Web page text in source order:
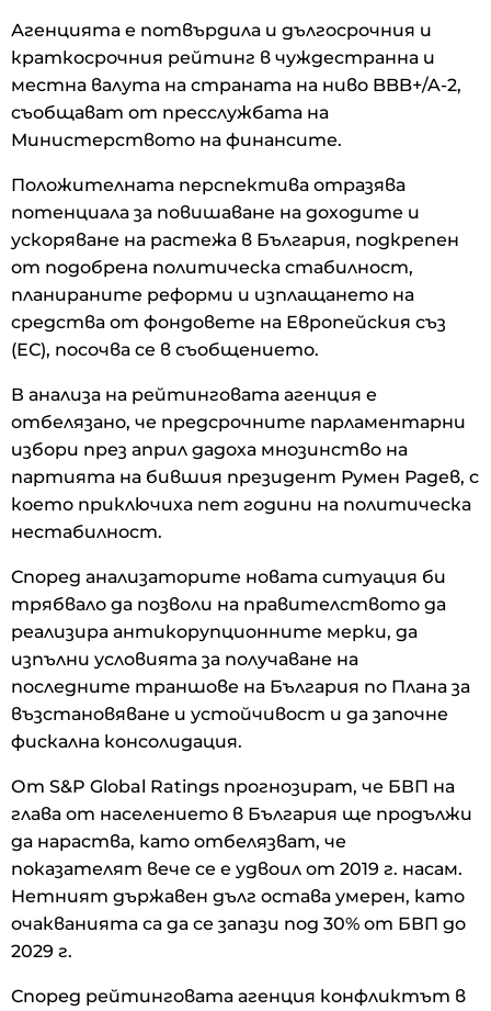
Агенцията е потвърдила и дългосрочния и
краткосрочния рейтинг в чуждестранна и
местна валута на страната на ниво BBB+/A-2,
съобщават от пресслужбата на
Министерството на финансите.
Положителната перспектива отразява
потенциала за повишаване на доходите и
ускоряване на растежа в България, подкрепен
от подобрена политическа стабилност,
планираните реформи и изплащането на
средства от фондовете на Европейския съз
(ЕС), посочва се в съобщението.
В анализа на рейтинговата агенция е
отбелязано, че предсрочните парламентарни
избори през април дадоха мнозинство на
партията на бившия президент Румен Радев, с
което приключиха пет години на политическа
нестабилност.
Според анализаторите новата ситуация би
трябвало да позволи на правителството да
реализира антикорупционните мерки, да
изпълни условията за получаване на
последните траншове на България по Плана за
възстановяване и устойчивост и да започне
фискална консолидация.
От S&P Global Ratings прогнозират, че БВП на
глава от населението в България ще продължи
да нараства, като отбелязват, че
показателят вече се е удвоил от 2019 г. насам.
Нетният държавен дълг остава умерен, като
очакванията са да се запази под 30% от БВП до
2029 г.
Според рейтинговата агенция конфликтът в